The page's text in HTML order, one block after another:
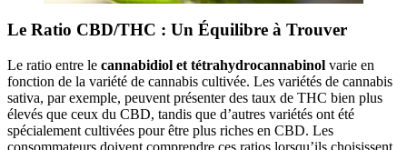
Le Ratio CBD/THC : Un Équilibre à Trouver
Le ratio entre le cannabidiol et tétrahydrocannabinol varie en
fonction de la variété de cannabis cultivée. Les variétés de cannabis
sativa, par exemple, peuvent présenter des taux de THC bien plus
élevés que ceux du CBD, tandis que d’autres variétés ont été
spécialement cultivées pour être plus riches en CBD. Les
consommateurs doivent comprendre ces ratios lorsqu’ils choisissent